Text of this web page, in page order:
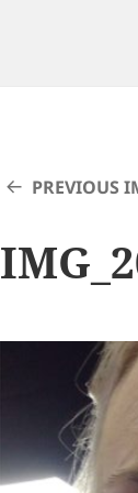
PREVIOUS